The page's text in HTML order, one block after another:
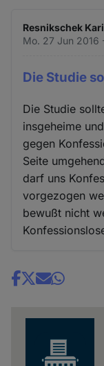
Resnikschek
Mo. 27 Jun 2016
Die Studie
Die Studie
insgeheime
gegen
Seite
darf uns
vorgezogen
bewußt nicht
Share